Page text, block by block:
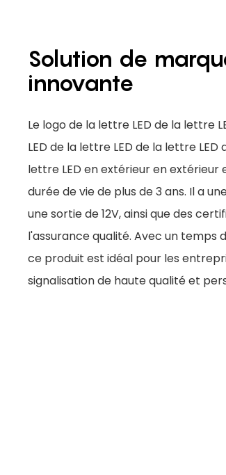
Solution de
innovante
Le logo de la lettre LED de la lettre
LED de la lettre LED de la lettre
lettre LED en extérieur en
durée de vie de plus de 3 ans. Il a
une sortie de 12V, ainsi que des
l'assurance qualité. Avec un temps
ce produit est idéal pour les
signalisation de haute qualité et